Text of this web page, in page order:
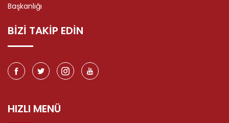
Başkanlığı
BİZİ TAKİP EDİN
HIZLI MENÜ